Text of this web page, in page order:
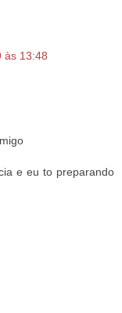
às 13:48
e eu to preparando